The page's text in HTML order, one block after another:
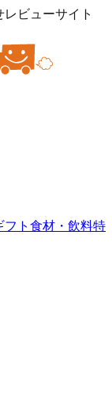
ビューサイト
フト 食材・飲料特